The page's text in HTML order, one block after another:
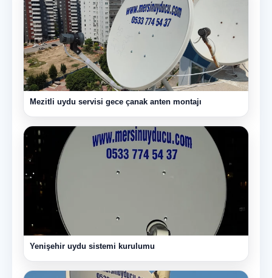
Mezitli uydu servisi gece çanak anten montajı
Yenişehir uydu sistemi kurulumu